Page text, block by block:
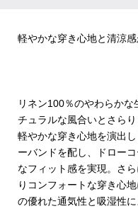
軽やかな穿き心地と清涼
リネン100％のやわらか
チュラルな風合いとさら
軽やかな穿き心地を演出
ーバンドを配し、ドロー
なフィット感を実現。さ
りコンフォートな穿き心
の優れた通気性と吸湿性